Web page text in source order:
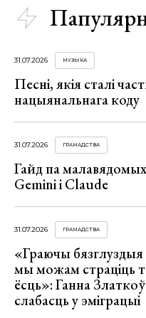
31.07.2026 МУЗЫКА
Песні, якія сталі
нацыянальнага коду
31.07.2026 ГРАМАДСТВА
Гайд па
Gemini і Claude
31.07.2026 ГРАМАДСТВА
«Граючы
мы можам страціць
ёсць»: Ганна
слабасць у эміграцыі